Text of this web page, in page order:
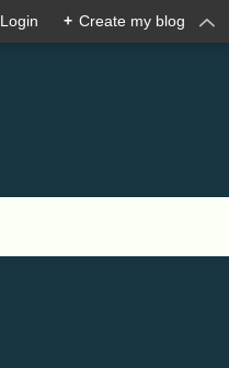
Login + Create my blog